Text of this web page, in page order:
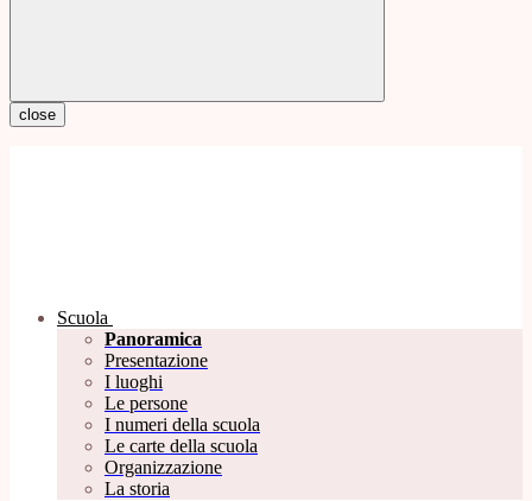
close
Scuola
Panoramica
Presentazione
I luoghi
Le persone
I numeri della scuola
Le carte della scuola
Organizzazione
La storia